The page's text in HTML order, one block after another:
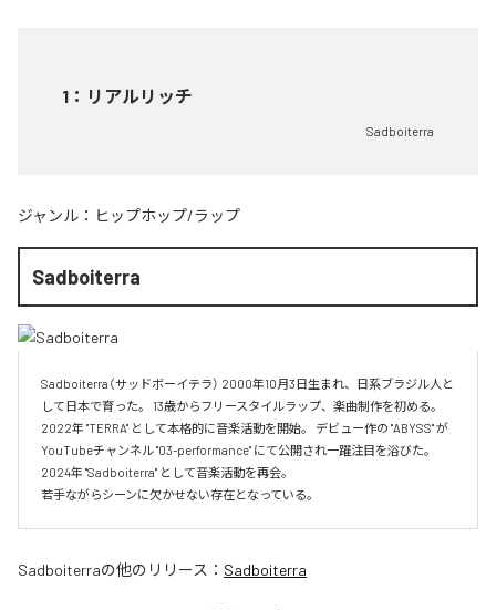
1 ： リアルリッチ
Sadboiterra
ジャンル： ヒップホップ/ラップ
Sadboiterra
Sadboiterra（サッドボーイテラ） 2000年10月3日生まれ、日系ブラジル人と
して日本で育った。 13歳からフリースタイルラップ、楽曲制作を初める。
2022年 "TERRA" として本格的に音楽活動を開始。 デビュー作の "ABYSS" が
YouTubeチャンネル "03-performance" にて公開され一躍注目を浴びた。
2024年 "Sadboiterra" として音楽活動を再会。
若手ながらシーンに欠かせない存在となっている。
Sadboiterraの他のリリース： Sadboiterra